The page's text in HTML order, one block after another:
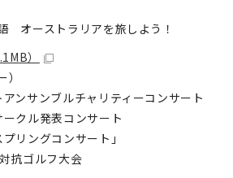
オーストラリアを旅しよう！
）
ンサンブルチャリティーコンサート
クル発表コンサート
リングコンサート」
抗ゴルフ大会